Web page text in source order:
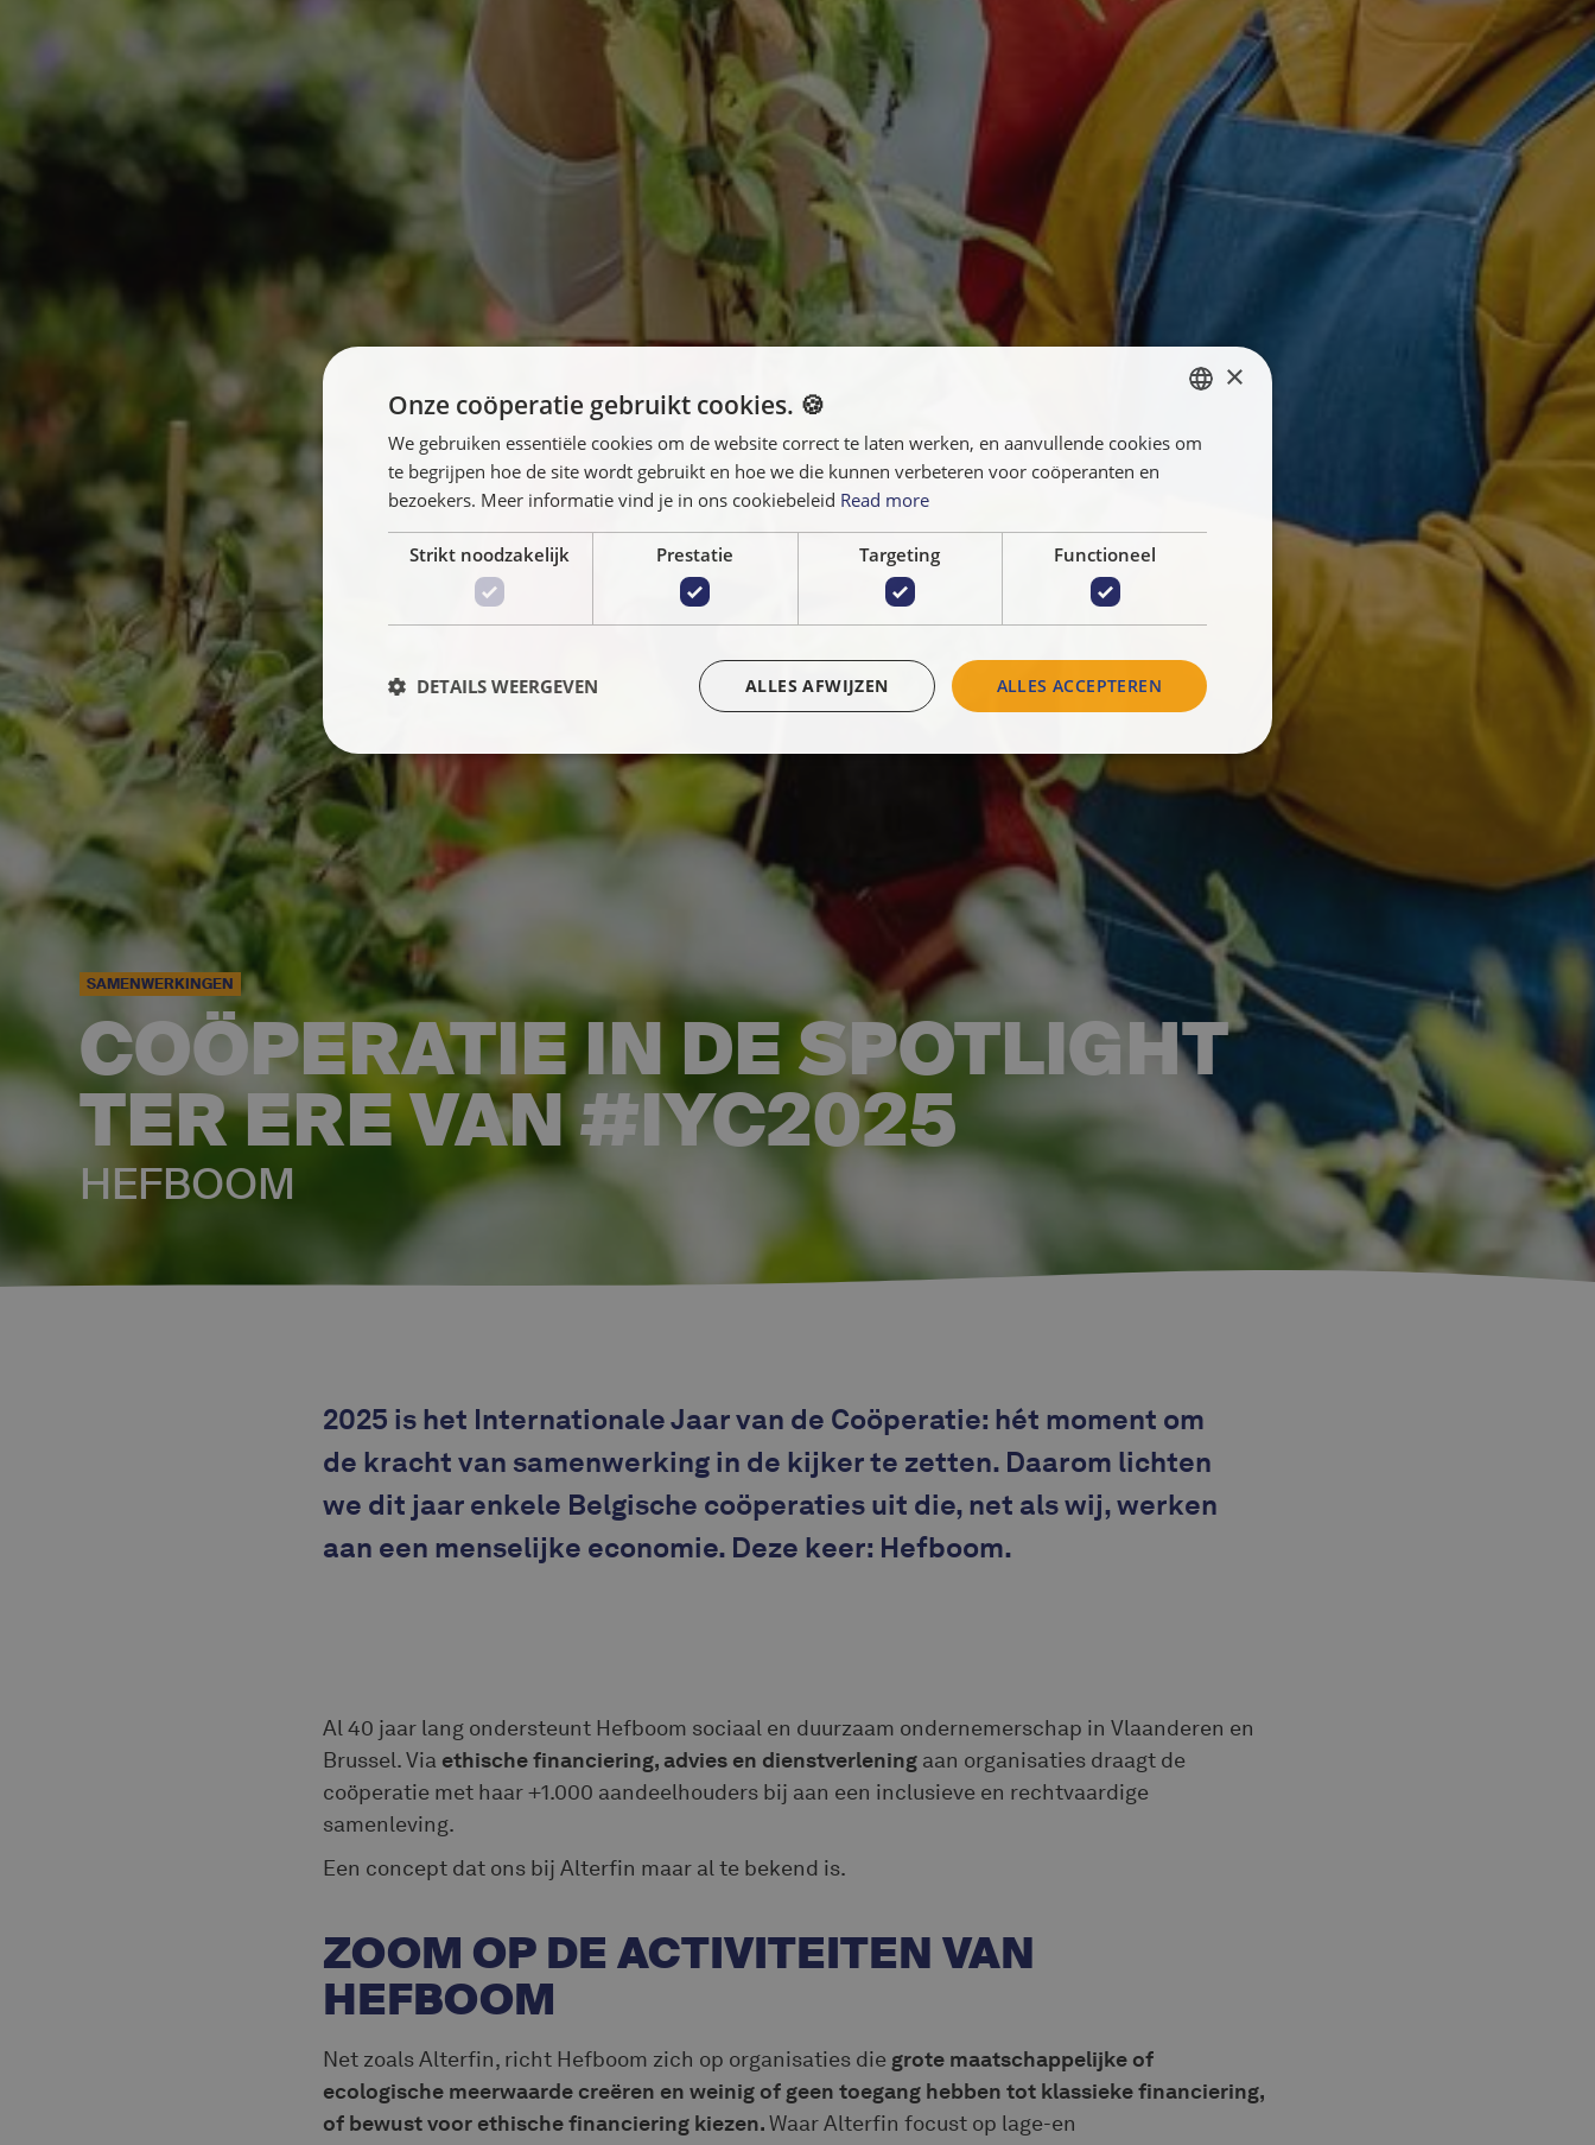
SAMENWERKINGEN
COÖPERATIE IN DE SPOTLIGHT
TER ERE VAN #IYC2025
HEFBOOM
2025 is het Internationale Jaar van de Coöperatie: hét moment om
de kracht van samenwerking in de kijker te zetten. Daarom lichten
we dit jaar enkele Belgische coöperaties uit die, net als wij, werken
aan een menselijke economie. Deze keer: Hefboom.
Al 40 jaar lang ondersteunt Hefboom sociaal en duurzaam ondernemerschap in Vlaanderen en
Brussel. Via ethische financiering, advies en dienstverlening aan organisaties draagt de
coöperatie met haar +1.000 aandeelhouders bij aan een inclusieve en rechtvaardige
samenleving.
Een concept dat ons bij Alterfin maar al te bekend is.
ZOOM OP DE ACTIVITEITEN VAN
HEFBOOM
Net zoals Alterfin, richt Hefboom zich op organisaties die grote maatschappelijke of
ecologische meerwaarde creëren en weinig of geen toegang hebben tot klassieke financiering,
of bewust voor ethische financiering kiezen.Waar Alterfin focust op lage-en
ENGLISH
FRANÇAIS
×
Onze coöperatie gebruikt cookies. 🍪
We gebruiken essentiële cookies om de website correct te laten werken, en aanvullende cookies om
te begrijpen hoe de site wordt gebruikt en hoe we die kunnen verbeteren voor coöperanten en
bezoekers. Meer informatie vind je in ons cookiebeleid Read more
Strikt noodzakelijk Prestatie Targeting Functioneel
ALLES ACCEPTEREN
ALLES AFWIJZEN
DETAILS WEERGEVEN